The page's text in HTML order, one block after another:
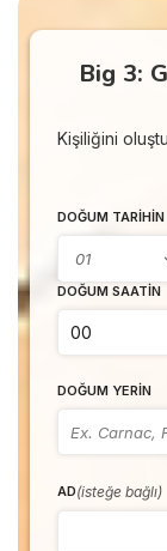
Big 3:
Kişiliğini
DOĞUM TARIHIN
DOĞUM SAATIN
DOĞUM YERIN
AD(isteğe bağlı)